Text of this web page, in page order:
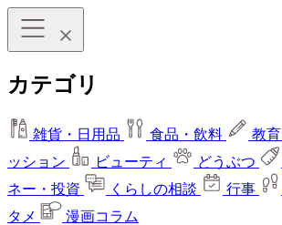
カテゴリ
雑貨・日用品 食品・飲料 教育
ッション
ビューティ どうぶつ
ネー・投資
くらしの相談 行事
タメ
漫画コラム